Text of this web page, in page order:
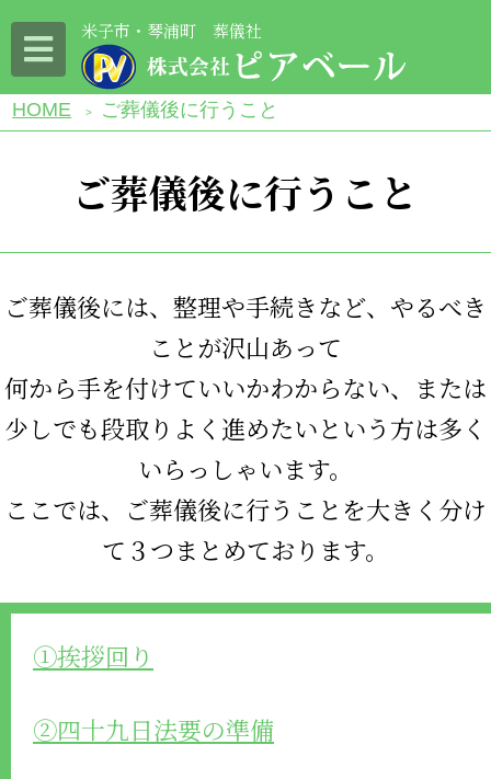
米子市・琴浦町 葬儀社
HOME > ご葬儀後に行うこと
ご葬儀後に行うこと
ご葬儀後には、整理や手続きなど、やるべき
ことが沢山あって
何から手を付けていいかわからない、または
少しでも段取りよく進めたいという方は多く
いらっしゃいます。
ここでは、ご葬儀後に行うことを大きく分け
て３つまとめております。
①挨拶回り
②四十九日法要の準備